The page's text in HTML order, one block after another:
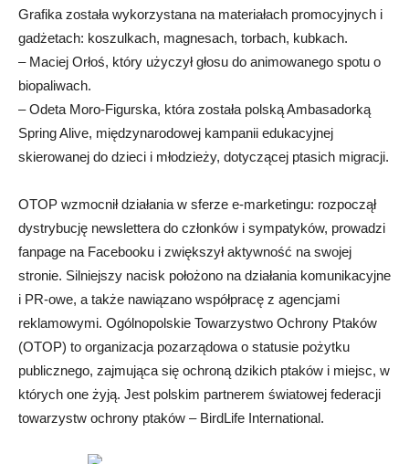
Grafika została wykorzystana na materiałach promocyjnych i
gadżetach: koszulkach, magnesach, torbach, kubkach.
– Maciej Orłoś, który użyczył głosu do animowanego spotu o
biopaliwach.
– Odeta Moro-Figurska, która została polską Ambasadorką
Spring Alive, międzynarodowej kampanii edukacyjnej
skierowanej do dzieci i młodzieży, dotyczącej ptasich migracji.
OTOP wzmocnił działania w sferze e-marketingu: rozpoczął
dystrybucję newslettera do członków i sympatyków, prowadzi
fanpage na Facebooku i zwiększył aktywność na swojej
stronie. Silniejszy nacisk położono na działania komunikacyjne
i PR-owe, a także nawiązano współpracę z agencjami
reklamowymi. Ogólnopolskie Towarzystwo Ochrony Ptaków
(OTOP) to organizacja pozarządowa o statusie pożytku
publicznego, zajmująca się ochroną dzikich ptaków i miejsc, w
których one żyją. Jest polskim partnerem światowej federacji
towarzystw ochrony ptaków – BirdLife International.